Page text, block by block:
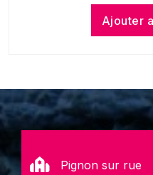
Ajouter
Pignon sur rue